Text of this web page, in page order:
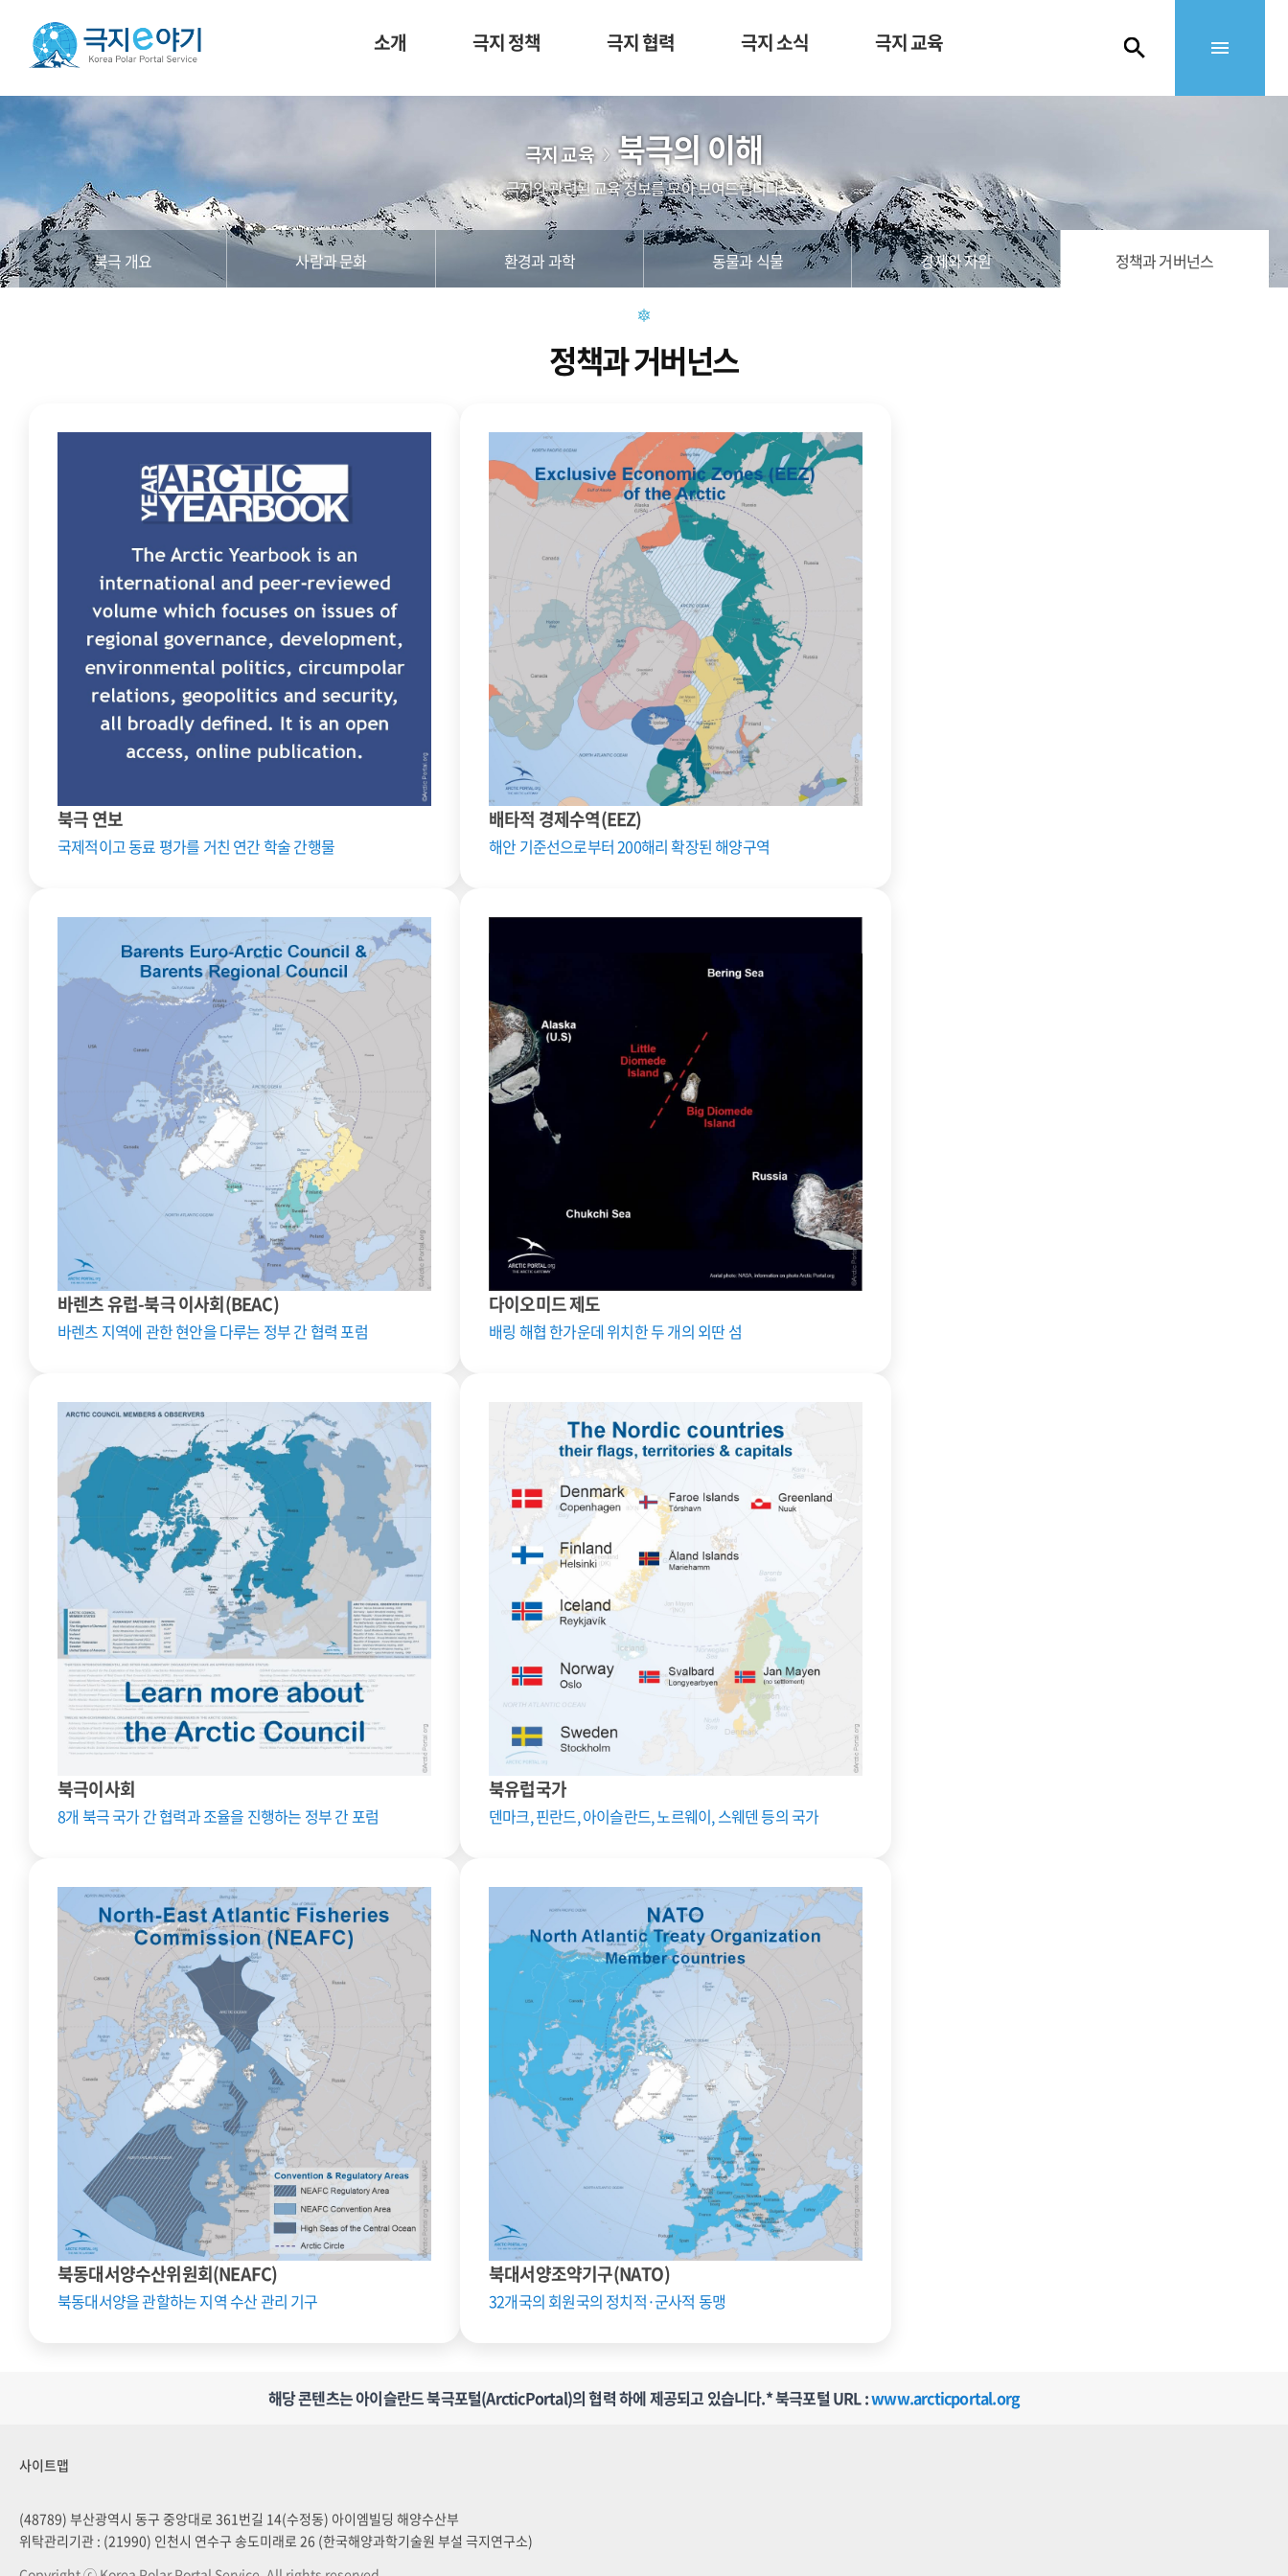
소개 극지 정책 극지 협력 극지 소식 극지 교육
극지 교육 북극의 이해
극지와 관련된 교육 정보를 모아 보여드립니다.
북극 개요 사람과 문화 환경과 과학 동물과 식물 경제와 자원 정책과 거버넌스
정책과 거버넌스
북극 연보
국제적이고 동료 평가를 거친 연간 학술 간행물
배타적 경제수역(EEZ)
해안 기준선으로부터 200해리 확장된 해양구역
바렌츠 유럽-북극 이사회(BEAC)
바렌츠 지역에 관한 현안을 다루는 정부 간 협력 포럼
다이오미드 제도
배링 해협 한가운데 위치한 두 개의 외딴 섬
북극이사회
8개 북극 국가 간 협력과 조율을 진행하는 정부 간 포럼
북유럽국가
덴마크, 핀란드, 아이슬란드, 노르웨이, 스웨덴 등의 국가
북동대서양수산위원회(NEAFC)
북동대서양을 관할하는 지역 수산 관리 기구
북대서양조약기구(NATO)
32개국의 회원국의 정치적·군사적 동맹
해당 콘텐츠는 아이슬란드 북극포털(ArcticPortal)의 협력 하에 제공되고 있습니다.* 북극포털 URL :www.arcticportal.org
사이트맵
(48789) 부산광역시 동구 중앙대로 361번길 14(수정동) 아이엠빌딩 해양수산부
위탁관리기관 : (21990) 인천시 연수구 송도미래로 26 (한국해양과학기술원 부설 극지연구소)